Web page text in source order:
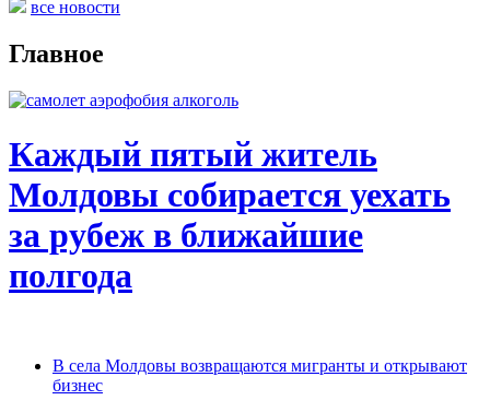
все новости
Главное
Каждый пятый житель
Молдовы собирается уехать
за рубеж в ближайшие
полгода
В села Молдовы возвращаются мигранты и открывают
бизнес